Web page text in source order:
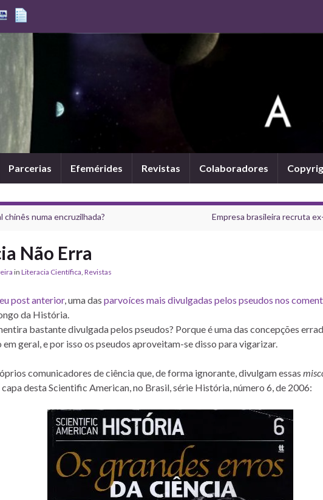
Parcerias Efemérides Revistas Colaboradores
chinês numa encruzilhada? Empresa brasileira recruta
Não Erra
in Literacia Científica, Revistas
post anterior, uma das parvoíces mais divulgadas pelos pseudos nos
da História.
bastante divulgada pelos pseudos? Porque é uma das concepções
em geral, e por isso os pseudos aproveitam-se disso para vigarizar.
comunicadores de ciência que, de forma ignorante, divulgam essas
desta Scientific American, no Brasil, série História, número 6, de 2006: